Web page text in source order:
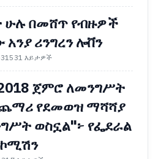
ሁሉ በመሸጥ የብዙዎች
ሪንግረን ሎቨን
31531 እይታዎች
ጀምሮ ለመንግሥት
የደመወዝ ማሻሻያ
ወስኗል"፦ የፌደራል